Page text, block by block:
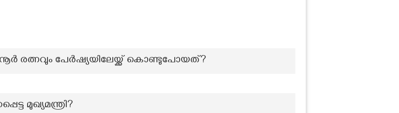
രത്നവും പേർഷ്യയിലേയ്ക്ക് കൊണ്ടുപോയത്?
മുഖ്യമന്ത്രി?